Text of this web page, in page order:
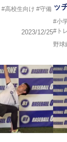
#高校生向け #守備
2023/12/25
ッ
#小
#ト
野球